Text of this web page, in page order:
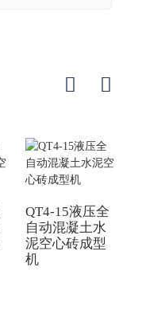
QT4-15液压全
自动混凝土水
泥空心砖成型
机